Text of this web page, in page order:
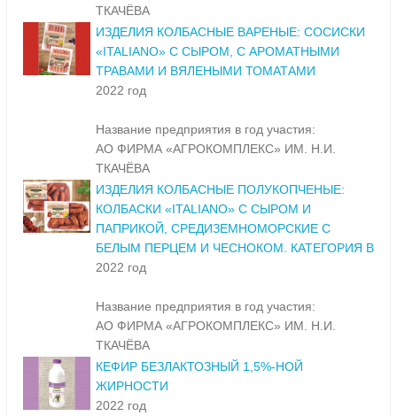
ТКАЧЁВА
ИЗДЕЛИЯ КОЛБАСНЫЕ ВАРЕНЫЕ: СОСИСКИ
«ITALIANO» С СЫРОМ, С АРОМАТНЫМИ
ТРАВАМИ И ВЯЛЕНЫМИ ТОМАТАМИ
2022 год
Название предприятия в год участия:
АО ФИРМА «АГРОКОМПЛЕКС» ИМ. Н.И.
ТКАЧЁВА
ИЗДЕЛИЯ КОЛБАСНЫЕ ПОЛУКОПЧЕНЫЕ:
КОЛБАСКИ «ITALIANO» С СЫРОМ И
ПАПРИКОЙ, СРЕДИЗЕМНОМОРСКИЕ С
БЕЛЫМ ПЕРЦЕМ И ЧЕСНОКОМ. КАТЕГОРИЯ В
2022 год
Название предприятия в год участия:
АО ФИРМА «АГРОКОМПЛЕКС» ИМ. Н.И.
ТКАЧЁВА
КЕФИР БЕЗЛАКТОЗНЫЙ 1,5%-НОЙ
ЖИРНОСТИ
2022 год